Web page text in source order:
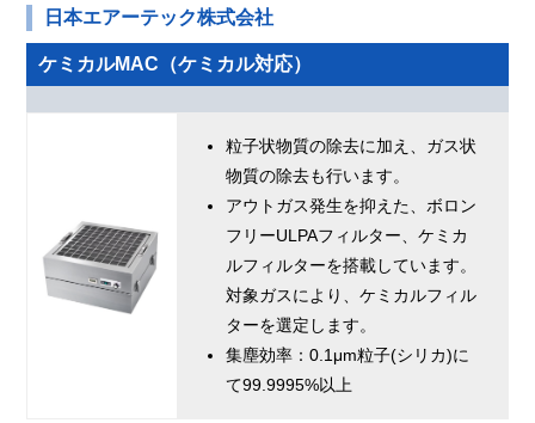
日本エアーテック株式会社
ケミカルMAC（ケミカル対応）
粒子状物質の除去に加え、ガス状
物質の除去も行います。
アウトガス発生を抑えた、ボロン
フリーULPAフィルター、ケミカ
ルフィルターを搭載しています。
対象ガスにより、ケミカルフィル
ターを選定します。
集塵効率：0.1μm粒子(シリカ)に
て99.9995%以上